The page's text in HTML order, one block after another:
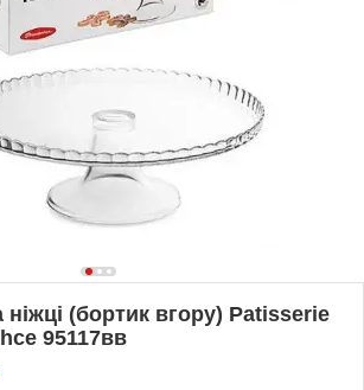
ніжці (бортик вгору) Patisserie
95117вв